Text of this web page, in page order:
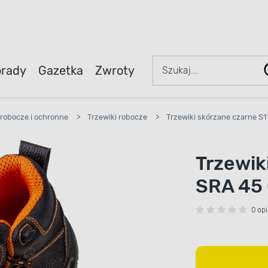
Gazetka Zwroty
i ochronne > Trzewiki robocze > Trzewiki skórzane czarne S1
SRA 45
0